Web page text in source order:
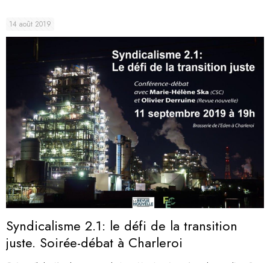
14 août 2019
Syndicalisme 2.1: le défi de la transition
juste. Soirée-débat à Charleroi